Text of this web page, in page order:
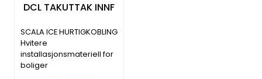
DCL TAKUTTAK INNF
SCALA ICE HURTIGKOBLING
Hvitere
installasjonsmateriell for
boliger